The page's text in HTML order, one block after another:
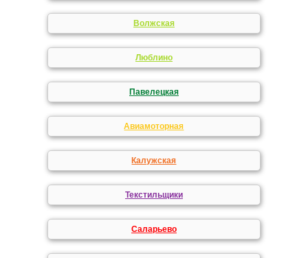
Волжская
Люблино
Павелецкая
Авиамоторная
Калужская
Текстильщики
Саларьево